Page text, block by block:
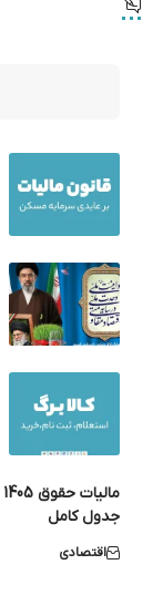
جدول کامل
اقتصادی